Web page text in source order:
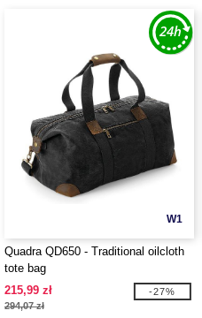
W1
Quadra QD650 - Traditional oilcloth
tote bag
215,99 zł
294,07 zł
-27%